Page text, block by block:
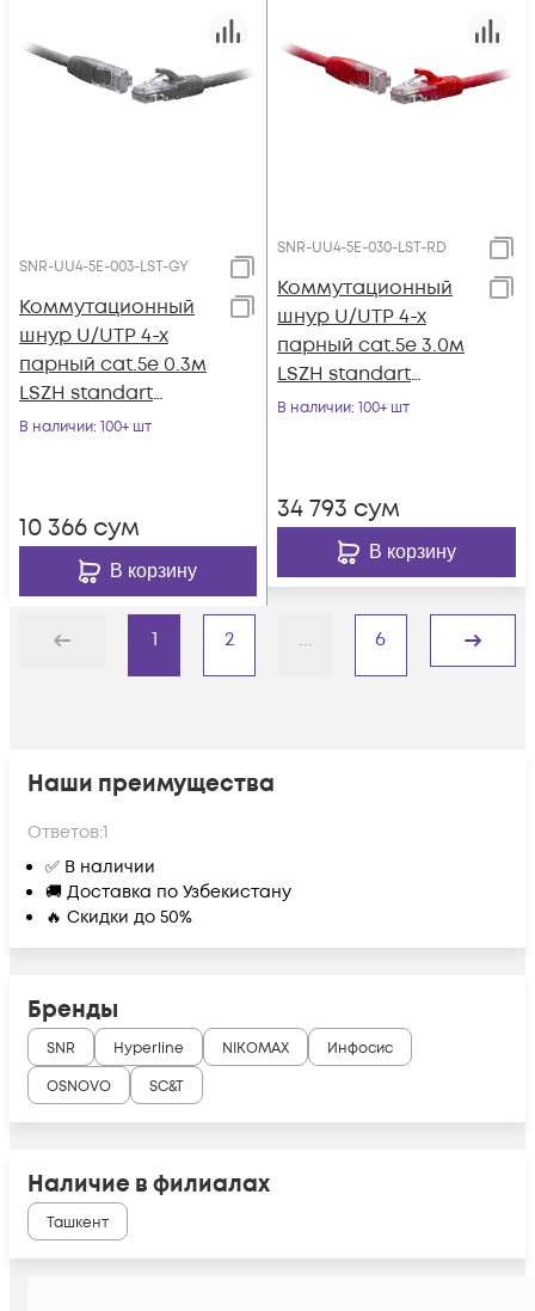
SNR-UU4-5E-003-LST-GY
Коммутационный
шнур U/UTP 4-х
парный cat.5e 0.3м
LSZH standart
серый
В наличии: 100+ шт
10 366 сум
В корзину
SNR-UU4-5E-030-LST-RD
Коммутационный
шнур U/UTP 4-х
парный cat.5e 3.0м
LSZH standart
красный
В наличии: 100+ шт
34 793 сум
В корзину
Назад
1 2 ... 6
Дальше
Наши преимущества
Ответов:1
✅ В наличии
🚚 Доставка по Узбекистану
🔥 Скидки до 50%
Бренды
SNR Hyperline NIKOMAX
Инфосис
OSNOVO
SC&T
Наличие в филиалах
Ташкент